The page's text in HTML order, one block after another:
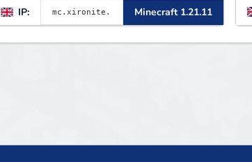
IP: Minecraft 1.21.11